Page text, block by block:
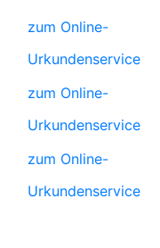
zum Online-
Urkundenservice
zum Online-
Urkundenservice
zum Online-
Urkundenservice